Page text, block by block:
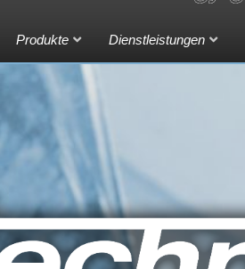
Produkte Dienstleistungen